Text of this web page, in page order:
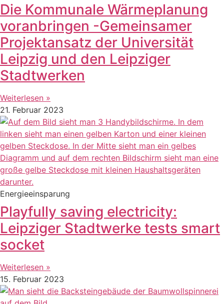
Die Kommunale Wärmeplanung
voranbringen -Gemeinsamer
Projektansatz der Universität
Leipzig und den Leipziger
Stadtwerken
Weiterlesen »
21. Februar 2023
Energieeinsparung
Playfully saving electricity:
Leipziger Stadtwerke tests smart
socket
Weiterlesen »
15. Februar 2023